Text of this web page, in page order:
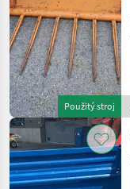
Použitý stroj